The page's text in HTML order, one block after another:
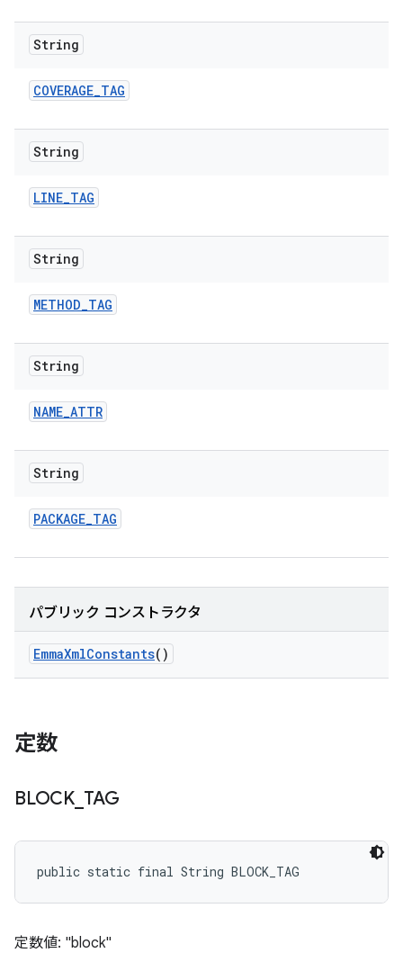
String
COVERAGE_TAG
String
LINE_TAG
String
METHOD_TAG
String
NAME_ATTR
String
PACKAGE_TAG
パブリック コンストラクタ
EmmaXmlConstants()
定数
BLOCK_ TAG
public static final String BLOCK_TAG
定数値: "block"